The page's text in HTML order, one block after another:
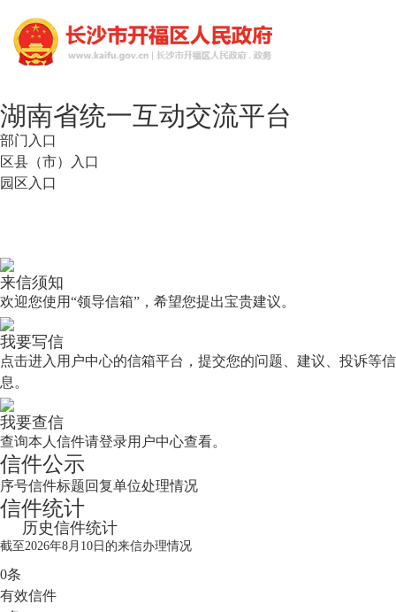
湖南省统一互动交流平台
部门入口
区县（市）入口
园区入口
来信须知
欢迎您使用“领导信箱”，希望您提出宝贵建议。
我要写信
点击进入用户中心的信箱平台，提交您的问题、建议、投诉等信
息。
我要查信
查询本人信件请登录用户中心查看。
信件公示
序号信件标题回复单位处理情况
信件统计
历史信件统计
截至 2026年8月10日 的来信办理情况
0条
有效信件